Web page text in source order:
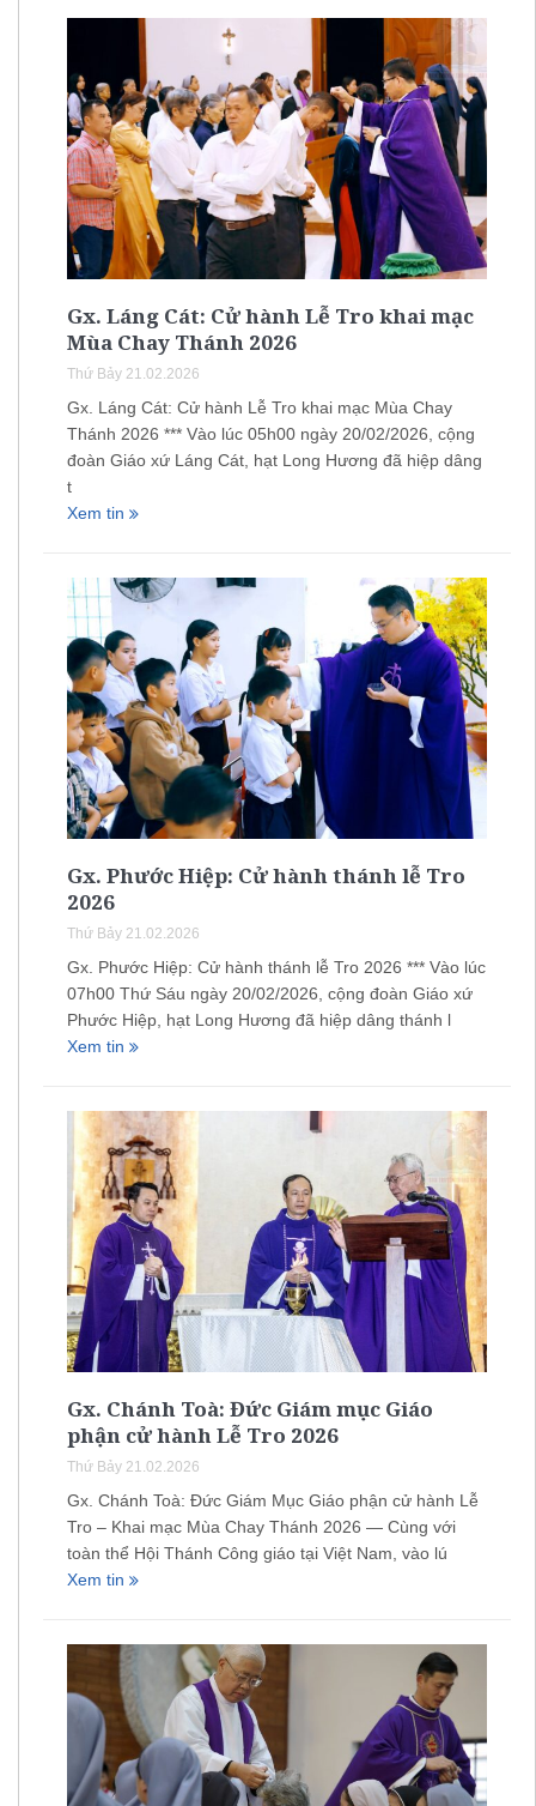
Gx. Láng Cát: Cử hành Lễ Tro khai mạc
Mùa Chay Thánh 2026
Thứ Bảy 21.02.2026
Gx. Láng Cát: Cử hành Lễ Tro khai mạc Mùa Chay
Thánh 2026 *** Vào lúc 05h00 ngày 20/02/2026, cộng
đoàn Giáo xứ Láng Cát, hạt Long Hương đã hiệp dâng
t
Xem tin
Gx. Phước Hiệp: Cử hành thánh lễ Tro
2026
Thứ Bảy 21.02.2026
Gx. Phước Hiệp: Cử hành thánh lễ Tro 2026 *** Vào lúc
07h00 Thứ Sáu ngày 20/02/2026, cộng đoàn Giáo xứ
Phước Hiệp, hạt Long Hương đã hiệp dâng thánh l
Xem tin
Gx. Chánh Toà: Đức Giám mục Giáo
phận cử hành Lễ Tro 2026
Thứ Bảy 21.02.2026
Gx. Chánh Toà: Đức Giám Mục Giáo phận cử hành Lễ
Tro – Khai mạc Mùa Chay Thánh 2026 — Cùng với
toàn thể Hội Thánh Công giáo tại Việt Nam, vào lú
Xem tin